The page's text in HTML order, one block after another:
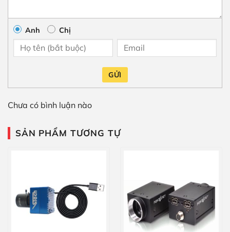
Anh Chị
GỬI
Chưa có bình luận nào
SẢN PHẨM TƯƠNG TỰ